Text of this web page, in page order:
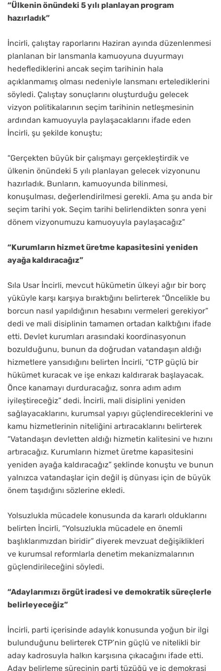
“Ülkenin önündeki 5 yılı planlayan program
hazırladık”
İncirli, çalıştay raporlarını Haziran ayında düzenlenmesi
planlanan bir lansmanla kamuoyuna duyurmayı
hedeflediklerini ancak seçim tarihinin hala
açıklanmamış olması nedeniyle lansmanı ertelediklerini
söyledi. Çalıştay sonuçlarını oluşturduğu gelecek
vizyon politikalarının seçim tarihinin netleşmesinin
ardından kamuoyuyla paylaşacaklarını ifade eden
İncirli, şu şekilde konuştu;
“Gerçekten büyük bir çalışmayı gerçekleştirdik ve
ülkenin önündeki 5 yılı planlayan gelecek vizyonunu
hazırladık. Bunların, kamuoyunda bilinmesi,
konuşulması, değerlendirilmesi gerekli. Ama şu anda bir
seçim tarihi yok. Seçim tarihi belirlendikten sonra yeni
dönem vizyonumuzu kamuoyuyla paylaşacağız”
“Kurumların hizmet üretme kapasitesini yeniden
ayağa kaldıracağız”
Sıla Usar İncirli, mevcut hükümetin ülkeyi ağır bir borç
yüküyle karşı karşıya bıraktığını belirterek “Öncelikle bu
borcun nasıl yapıldığının hesabını vermeleri gerekiyor”
dedi ve mali disiplinin tamamen ortadan kalktığını ifade
etti. Devlet kurumları arasındaki koordinasyonun
bozulduğunu, bunun da doğrudan vatandaşın aldığı
hizmetlere yansıdığını belirten İncirli, “CTP güçlü bir
hükümet kuracak ve işe enkazı kaldırarak başlayacak.
Önce kanamayı durduracağız, sonra adım adım
iyileştireceğiz” dedi. İncirli, mali disiplini yeniden
sağlayacaklarını, kurumsal yapıyı güçlendireceklerini ve
kamu hizmetlerinin niteliğini artıracaklarını belirterek
“Vatandaşın devletten aldığı hizmetin kalitesini ve hızını
artıracağız. Kurumların hizmet üretme kapasitesini
yeniden ayağa kaldıracağız” şeklinde konuştu ve bunun
yalnızca vatandaşlar için değil iş dünyası için de büyük
önem taşıdığını sözlerine ekledi.
Yolsuzlukla mücadele konusunda da kararlı olduklarını
belirten İncirli, “Yolsuzlukla mücadele en önemli
başlıklarımızdan biridir” diyerek mevzuat değişiklikleri
ve kurumsal reformlarla denetim mekanizmalarının
güçlendirileceğini söyledi.
“Adaylarımızı örgüt iradesi ve demokratik süreçlerle
belirleyeceğiz”
İncirli, parti içerisinde adaylık konusunda yoğun bir ilgi
bulunduğunu belirterek CTP’nin güçlü ve nitelikli bir
aday kadrosuyla halkın karşısına çıkacağını ifade etti.
Aday belirleme sürecinin parti tüzüğü ve iç demokrasi